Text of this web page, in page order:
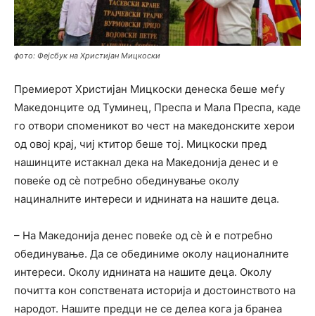
фото: Фејсбук на Христијан Мицкоски
Премиерот Христијан Мицкоски денеска беше меѓу
Македонците од Туминец, Преспа и Мала Преспа, каде
го отвори споменикот во чест на македонските херои
од овој крај, чиј ктитор беше тој. Мицкоски пред
нашинците истакнал дека на Македонија денес и е
повеќе од сè потребно обединување околу
нациналните интереси и иднината на нашите деца.
– На Македонија денес повеќе од сè ѝ е потребно
обединување. Да се обединиме околу националните
интереси. Околу иднината на нашите деца. Околу
почитта кон сопствената историја и достоинството на
народот. Нашите предци не се делеа кога ја бранеа